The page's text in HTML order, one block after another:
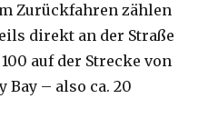
Zurückfahren zählen
direkt an der Straße
auf der Strecke von
Bay – also ca. 20